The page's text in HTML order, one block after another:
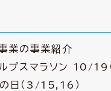
業の事業紹介
プスマラソン 10/19（
日（3/15,16）